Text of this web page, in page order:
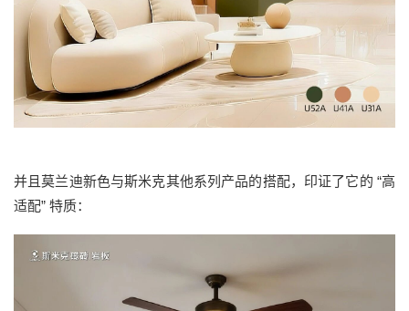
并且莫兰迪新色与斯米克其他系列产品的搭配，印证了它的 “高
适配” 特质：